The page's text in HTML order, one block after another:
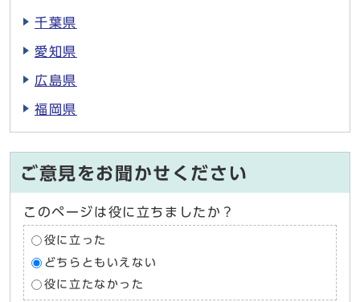
千葉県
愛知県
広島県
福岡県
ご意見をお聞かせください
このページは役に立ちましたか？
役に立った
どちらともいえない
役に立たなかった